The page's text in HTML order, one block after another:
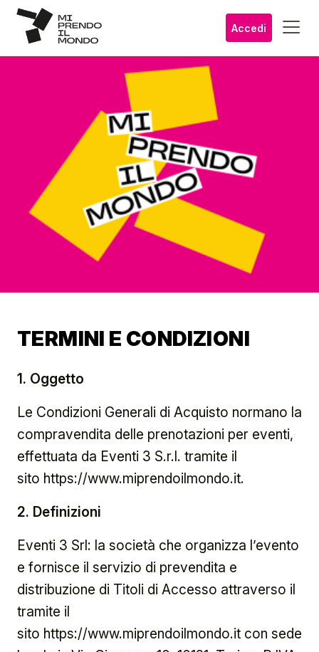
Accedi
TERMINI E CONDIZIONI
1. Oggetto
Le Condizioni Generali di Acquisto normano la
compravendita delle prenotazioni per eventi,
effettuata da Eventi 3 S.r.l. tramite il
sito https://www.miprendoilmondo.it.
2. Definizioni
Eventi 3 Srl: la società che organizza l’evento
e fornisce il servizio di prevendita e
distribuzione di Titoli di Accesso attraverso il
tramite il
sito https://www.miprendoilmondo.it con sede